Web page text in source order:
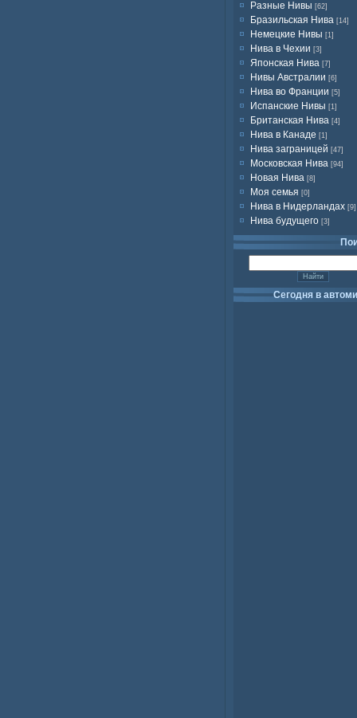
Разные Нивы [62]
Бразильская Нива [14]
Немецкие Нивы [1]
Нива в Чехии [3]
Японская Нива [7]
Нивы Австралии [6]
Нива во Франции [5]
Испанские Нивы [1]
Британская Нива [4]
Нива в Канаде [1]
Нива заграницей [47]
Московская Нива [94]
Новая Нива [8]
Моя семья [0]
Нива в Нидерландах [9]
Нива будущего [3]
Сегодня в